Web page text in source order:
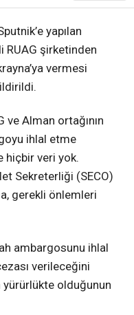
yapılan
RUAG şirketinden
vermesi
ve Alman ortağının
ihlal etme
hiçbir veri yok.
Sekreterliği (SECO)
gerekli önlemleri
ambargosunu ihlal
verileceğini
yürürlükte olduğunun